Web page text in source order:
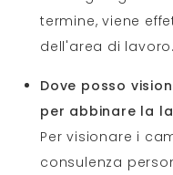
termine, viene
dell'area di lavoro.
Dove posso
per abbinare la
Per visionare i
consulenza